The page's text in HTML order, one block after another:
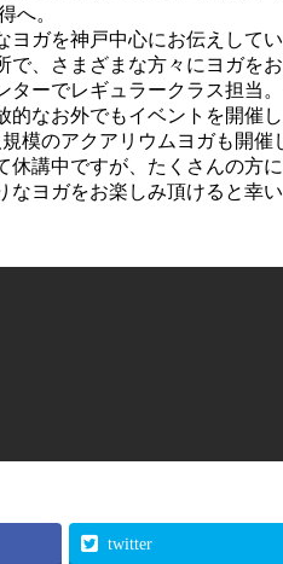
へ。
ガを神戸中心にお伝えしてい
、さまざまな方々にヨガを
ーでレギュラークラス担当
なお外でもイベントを開催し
模のアクアリウムヨガも開
講中ですが、たくさんの方
ヨガをお楽しみ頂けると幸い
twitter